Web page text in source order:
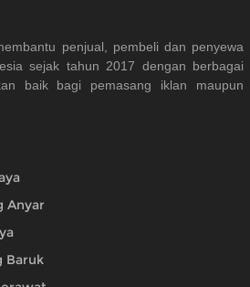
penjual, pembeli dan penyewa
sejak tahun 2017 dengan berbagai
baik bagi pemasang iklan maupun
Anyar
Baruk